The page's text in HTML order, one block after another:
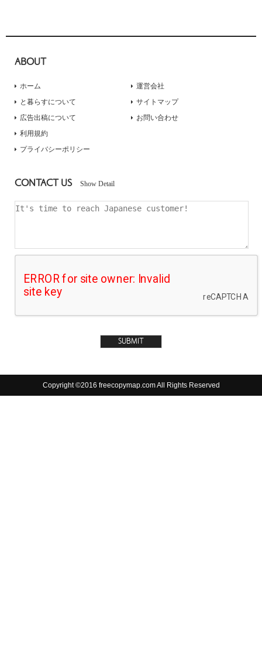
ABOUT
ホーム
と暮らすについて
広告出稿について
運営会社
サイトマップ
お問い合わせ
利用規約
プライバシーポリシー
CONTACT US Show Detail
Copyright ©2016 freecopymap.com All Rights Reserved